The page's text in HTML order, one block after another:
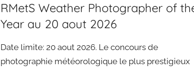
RMetS Weather Photographer of
Year au 20 aout 2026
Date limite: 20 aout 2026. Le concours de
photographie météorologique le plus prestigieux